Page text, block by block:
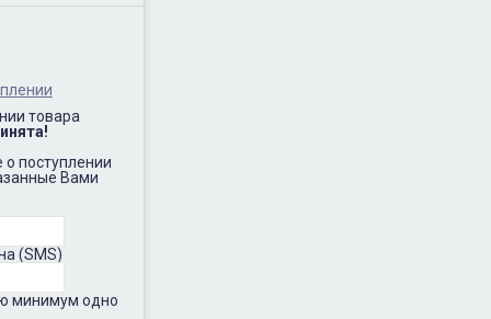
товара
поступлении
Вами
(SMS)
минимум одно